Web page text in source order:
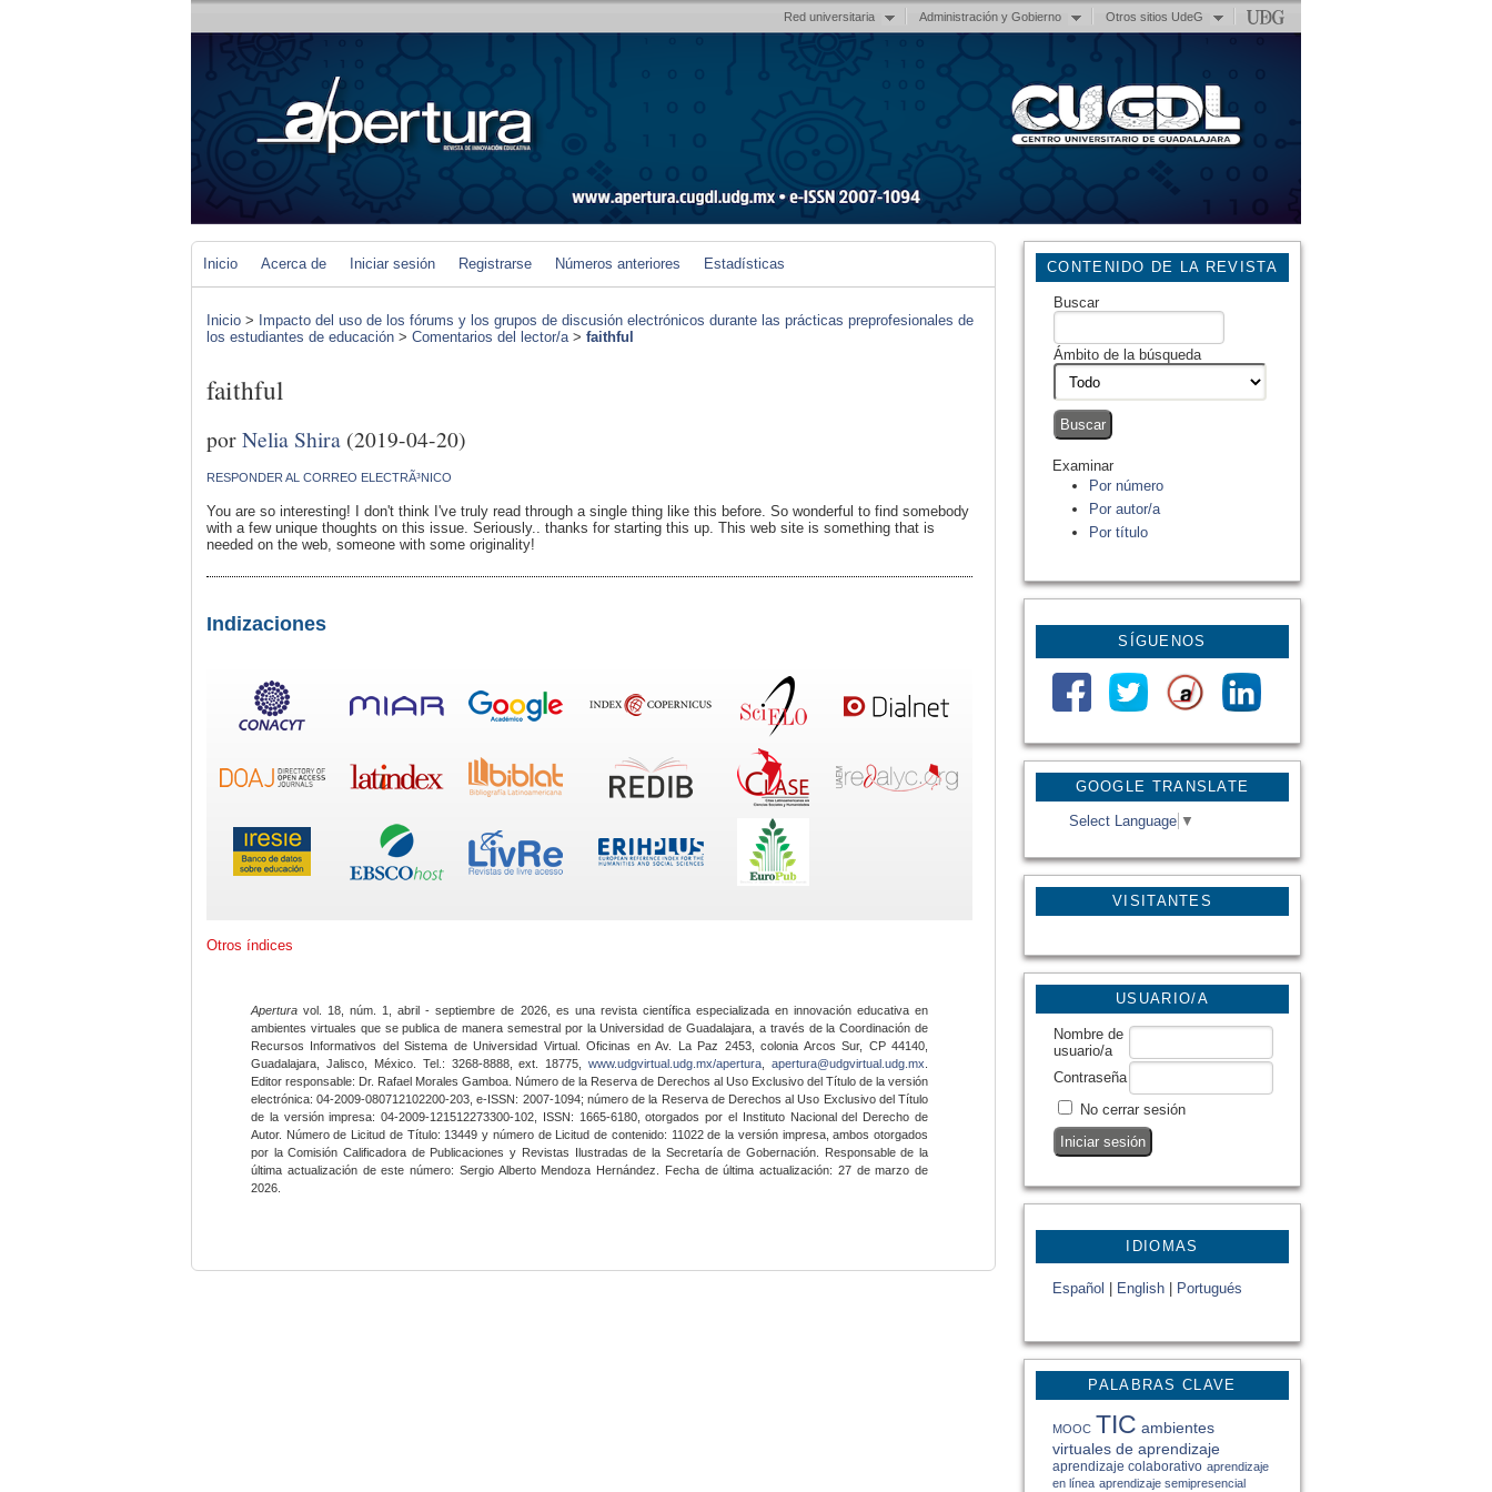
Red universitaria Administración y Gobierno Otros sitios UdeG
GOOGLE TRANSLATE
Select Language ▼
VISITANTES
CONTENIDO DE LA REVISTA
Buscar
Ámbito de la búsqueda
Examinar
Por número
Por autor/a
Por título
SÍGUENOS
USUARIO/A
Nombre de
usuario/a
Contraseña
No cerrar sesión
IDIOMAS
Español English Portugués
PALABRAS CLAVE
MOOC TIC ambientes
virtuales de aprendizaje
aprendizaje colaborativo aprendizaje
en línea aprendizaje semipresencial
Inicio Acerca de Iniciar sesión Registrarse Números anteriores Estadísticas
Inicio > Impacto del uso de los fórums y los grupos de discusión electrónicos durante las prácticas preprofesionales de
los estudiantes de educación > Comentarios del lector/a> faithful
faithful
porNelia Shira (2019-04-20)
RESPONDER AL CORREO ELECTRÃ³NICO
You are so interesting! I don't think I've truly read through a single thing like this before. So wonderful to find somebody
with a few unique thoughts on this issue. Seriously.. thanks for starting this up. This web site is something that is
needed on the web, someone with some originality!
Indizaciones
Otros índices
Apertura vol. 18, núm. 1, abril - septiembre de 2026, es una revista científica especializada en innovación educativa en
ambientes virtuales que se publica de manera semestral por la Universidad de Guadalajara, a través de la Coordinación de
Recursos Informativos del Sistema de Universidad Virtual. Oficinas en Av. La Paz 2453, colonia Arcos Sur, CP 44140,
Guadalajara, Jalisco, México. Tel.: 3268-8888, ext. 18775,www.udgvirtual.udg.mx/apertura apertura@udgvirtual.udg.mx
Editor responsable: Dr. Rafael Morales Gamboa. Número de la Reserva de Derechos al Uso Exclusivo del Título de la versión
electrónica: 04-2009-080712102200-203, e-ISSN: 2007-1094; número de la Reserva de Derechos al Uso Exclusivo del Título
de la versión impresa: 04-2009-121512273300-102, ISSN: 1665-6180, otorgados por el Instituto Nacional del Derecho de
Autor. Número de Licitud de Título: 13449 y número de Licitud de contenido: 11022 de la versión impresa, ambos otorgados
por la Comisión Calificadora de Publicaciones y Revistas Ilustradas de la Secretaría de Gobernación. Responsable de la
última actualización de este número: Sergio Alberto Mendoza Hernández. Fecha de última actualización: 27 de marzo de
2026.